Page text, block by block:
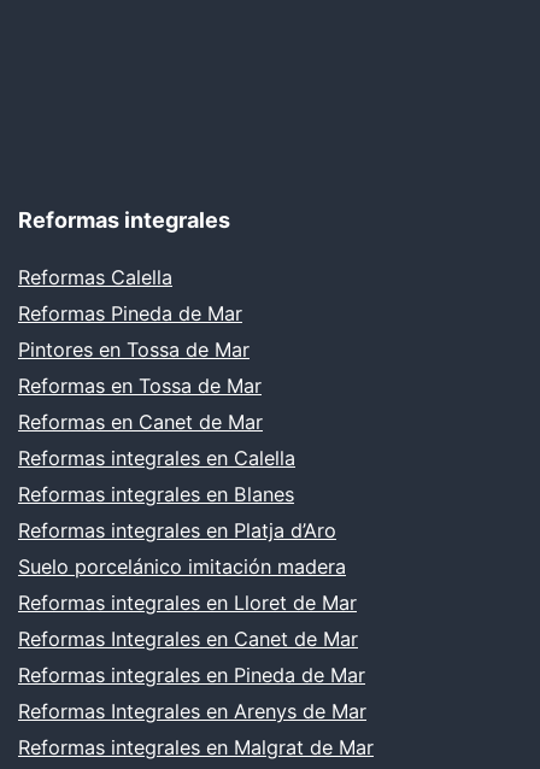
Reformas integrales
Reformas Calella
Reformas Pineda de Mar
Pintores en Tossa de Mar
Reformas en Tossa de Mar
Reformas en Canet de Mar
Reformas integrales en Calella
Reformas integrales en Blanes
Reformas integrales en Platja d’Aro
Suelo porcelánico imitación madera
Reformas integrales en Lloret de Mar
Reformas Integrales en Canet de Mar
Reformas integrales en Pineda de Mar
Reformas Integrales en Arenys de Mar
Reformas integrales en Malgrat de Mar